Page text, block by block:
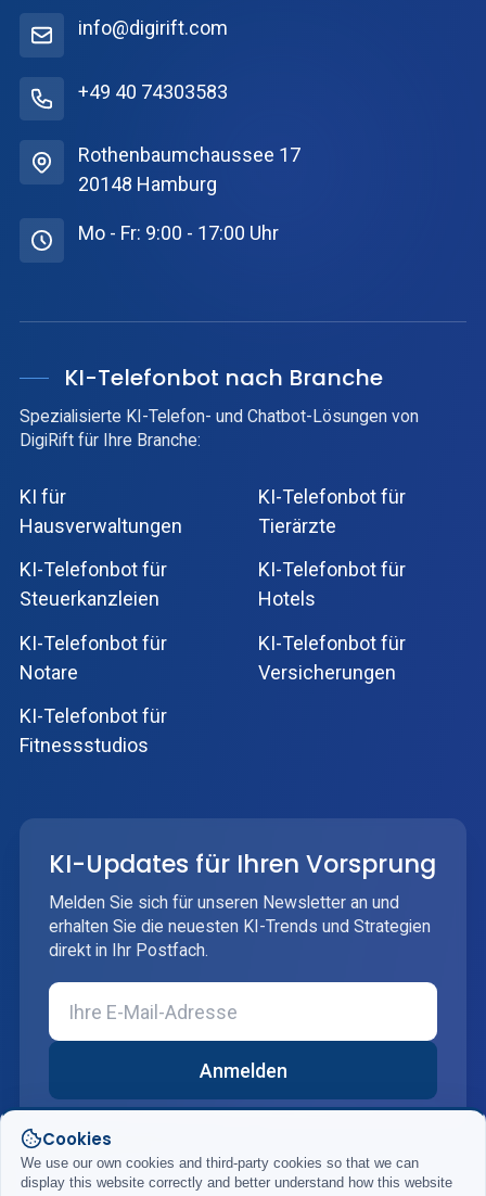
Cookies
We use our own cookies and third-party cookies so that we can
display this website correctly and better understand how this website
info@digirift.com
+49 40 74303583
Rothenbaumchaussee 17
20148 Hamburg
Mo - Fr: 9:00 - 17:00 Uhr
KI-Telefonbot nach Branche
Spezialisierte KI-Telefon- und Chatbot-Lösungen von
DigiRift für Ihre Branche:
KI für
Hausverwaltungen
KI-Telefonbot für
Tierärzte
KI-Telefonbot für
Steuerkanzleien
KI-Telefonbot für
Hotels
KI-Telefonbot für
Notare
KI-Telefonbot für
Versicherungen
KI-Telefonbot für
Fitnessstudios
KI-Updates für Ihren Vorsprung
Melden Sie sich für unseren Newsletter an und
erhalten Sie die neuesten KI-Trends und Strategien
direkt in Ihr Postfach.
Anmelden